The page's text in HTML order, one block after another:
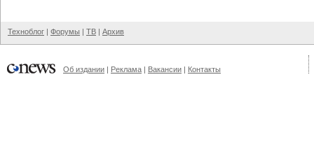
Техноблог | Форумы | ТВ | Архив
Об издании | Реклама | Вакансии | Контакты